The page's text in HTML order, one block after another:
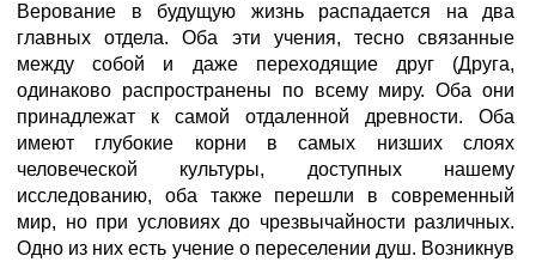
Верование в будущую жизнь распадается на два
главных отдела. Оба эти учения, тесно связанные
между собой и даже переходящие друг (Друга,
одинаково распространены по всему миру. Оба они
принадлежат к самой отдаленной древности. Оба
имеют глубокие корни в самых низших слоях
человеческой культуры, доступных нашему
исследованию, оба также перешли в современный
мир, но при условиях до чрезвычайности различных.
Одно из них есть учение о переселении душ. Возникнув